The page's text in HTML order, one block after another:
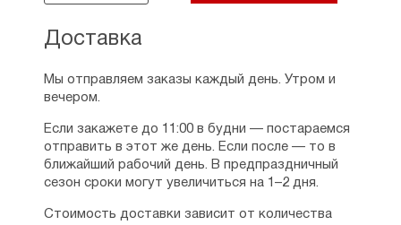
Доставка
Мы отправляем заказы каждый день. Утром и
вечером.
Если закажете до 11:00 в будни — постараемся
отправить в этот же день. Если после — то в
ближайший рабочий день. В предпраздничный
сезон сроки могут увеличиться на 1–2 дня.
Стоимость доставки зависит от количества